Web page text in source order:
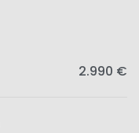
2.990 €